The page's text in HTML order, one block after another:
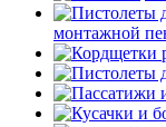
монтажной